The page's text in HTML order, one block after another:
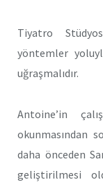
Tiyatro
yöntemler
uğraşmalıdır.
Antoine’in
okunmasından
daha önceden
geliştirilmesi